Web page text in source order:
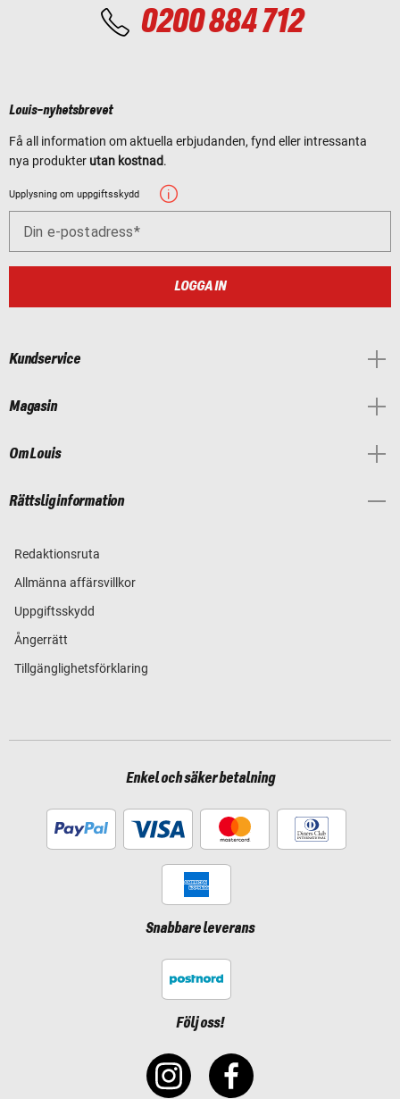
0200 884 712
Louis-nyhetsbrevet
Få all information om aktuella erbjudanden, fynd eller intressanta
nya produkter utan kostnad.
Upplysning om uppgiftsskydd
Din e-postadress
LOGGA IN
Kundservice
Magasin
Om Louis
Rättslig information
Redaktionsruta
Allmänna affärsvillkor
Uppgiftsskydd
Ångerrätt
Tillgänglighetsförklaring
Enkel och säker betalning
Snabbare leverans
Följ oss!